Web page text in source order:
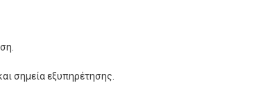
σημεία εξυπηρέτησης.